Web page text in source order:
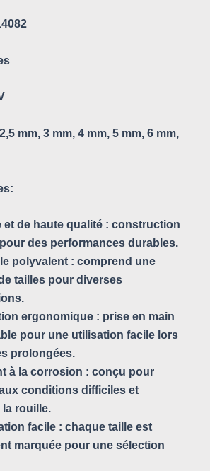
mm, 3 mm, 4 mm, 5 mm, 6 mm,
et de haute qualité : construction
des performances durables.
polyvalent : comprend une
tailles pour diverses
ergonomique : prise en main
pour une utilisation facile lors
prolongées.
à la corrosion : conçu pour
conditions difficiles et
la rouille.
facile : chaque taille est
marquée pour une sélection